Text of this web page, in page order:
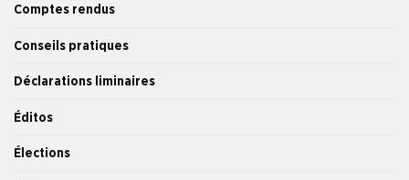
Comptes rendus
Conseils pratiques
Déclarations liminaires
Éditos
Élections